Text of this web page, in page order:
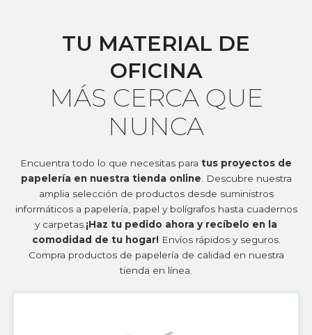
TU MATERIAL DE
OFICINA
MÁS CERCA QUE
NUNCA
Encuentra todo lo que necesitas para tus proyectos de
papelería en nuestra tienda online . Descubre nuestra
amplia selección de productos desde suministros
informáticos a papelería, papel y bolígrafos hasta cuadernos
y carpetas. ¡Haz tu pedido ahora y recíbelo en la
comodidad de tu hogar!Envíos rápidos y seguros.
Compra productos de papelería de calidad en nuestra
tienda en línea.